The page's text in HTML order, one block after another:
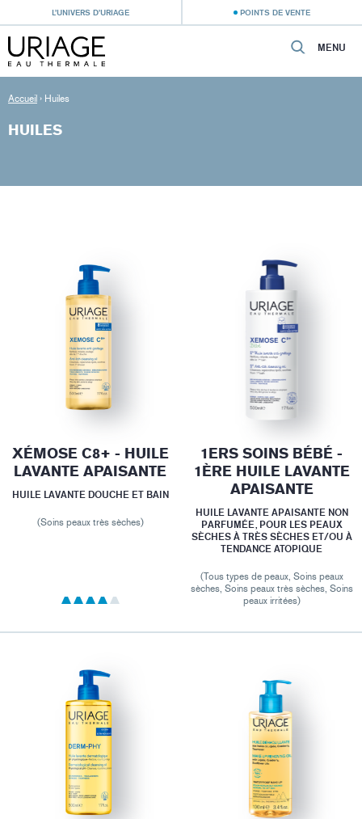
L’UNIVERS D’URIAGE POINTS DE VENTE
MENU
Accueil › Huiles
HUILES
XÉMOSE C8+ - HUILE
LAVANTE APAISANTE
HUILE LAVANTE DOUCHE ET BAIN
(Soins peaux très sèches)
1ERS SOINS BÉBÉ -
1ÈRE HUILE LAVANTE
APAISANTE
HUILE LAVANTE APAISANTE NON
PARFUMÉE, POUR LES PEAUX
SÈCHES À TRÈS SÈCHES ET/OU À
TENDANCE ATOPIQUE
(Tous types de peaux, Soins peaux
sèches, Soins peaux très sèches, Soins
peaux irritées)